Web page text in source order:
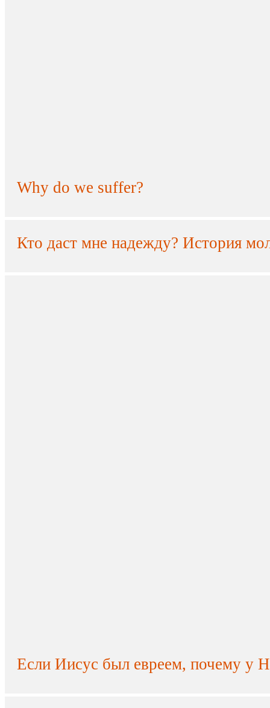
Why do we suffer?
Кто даст мне надежду? История
Если Иисус был евреем, почему у